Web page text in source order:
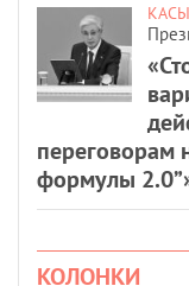
переговорам
формулы
КОЛОНКИ